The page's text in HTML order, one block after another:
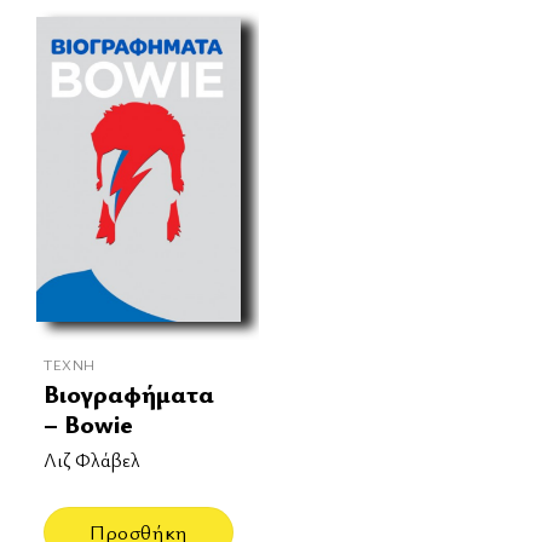
ΤΈΧΝΗ
Βιογραφήματα
– Bowie
Λιζ Φλάβελ
Προσθήκη